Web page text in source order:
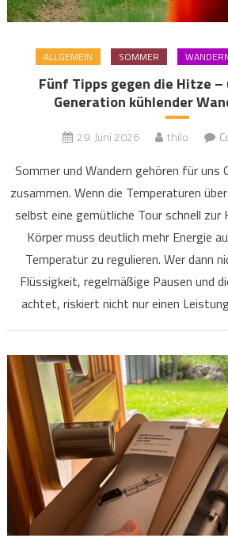
ALLGEMEIN SOMMER
Fünf Tipps gegen die Hitze –
Generation kühlender
29. Juni 2026 thilo
Sommer und Wandern gehören für uns
zusammen. Wenn die Temperaturen
selbst eine gemütliche Tour schnell zur
Körper muss deutlich mehr Energie
Temperatur zu regulieren. Wer dann
Flüssigkeit, regelmäßige Pausen und
achtet, riskiert nicht nur einen